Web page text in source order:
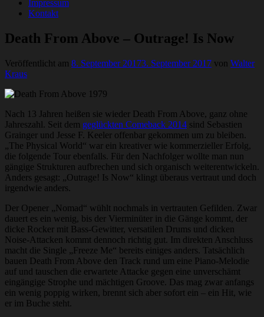
Impressum
Kontakt
Death From Above – Outrage! Is Now
Veröffentlicht am 8. September 20173. September 2017 von Walter
Kraus
Nach 13 Jahren heißen sie wieder Death From Above, ganz ohne
Jahreszahl. Seit dem geglückten Comeback 2014 sind Sebastien
Grainger und Jesse F. Keeler offenbar gekommen um zu bleiben.
„The Physical World“ war ein kreativer wie kommerzieller Erfolg,
die folgende Tour ebenfalls. Für den Nachfolger wollte man nun
gängige Strukturen aufbrechen und sich organisch weiterentwickeln.
Anders gesagt: „Outrage! Is Now“ klingt überaus vertraut und doch
irgendwie anders.
Der Opener „Nomad“ wühlt nochmals in vertrauten Gefilden. Zwar
dauert es ein wenig, bis der Vierminüter in die Gänge kommt, der
dicke Rocker mit Bass-Gewitter, versatilen Drums und dicken
Noise-Attacken kommt dennoch richtig gut. Im direkten Anschluss
macht die Single „Freeze Me“ bereits einiges anders. Tatsächlich
bauen Death From Above den Track rund um eine Piano-Melodie
auf und tauschen die erwartete Attacke gegen eine unverschämt
eingängige Strophe und mächtigen Groove. Das mag zwar anfangs
ein wenig poppig wirken, brennt sich aber sofort ein – ein Hit, wie
er im Buche steht.